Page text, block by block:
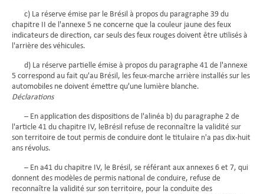
c) La réserve émise par le Brésil à propos du paragraphe 39 du
chapitre II de l'annexe 5 ne concerne que la couleur jaune des feux
indicateurs de direction, car seuls des feux rouges doivent être utilisés à
l'arrière des véhicules.
d) La réserve partielle émise à propos du paragraphe 41 de l'annexe
5 correspond au fait qu'au Brésil, les feux-marche arrière installés sur les
automobiles ne doivent émettre qu'une lumière blanche.
Déclarations
– En application des dispositions de l'alinéa b) du paragraphe 2 de
l'article 41 du chapitre IV, leBrésil refuse de reconnaître la validité sur
son territoire de tout permis de conduire dont le titulaire n'a pas dix-huit
ans révolus.
– En a41 du chapitre IV, le Brésil, se référant aux annexes 6 et 7, qui
donnent des modèles de permis national de conduire, refuse de
reconnaître la validité sur son territoire, pour la conduite des